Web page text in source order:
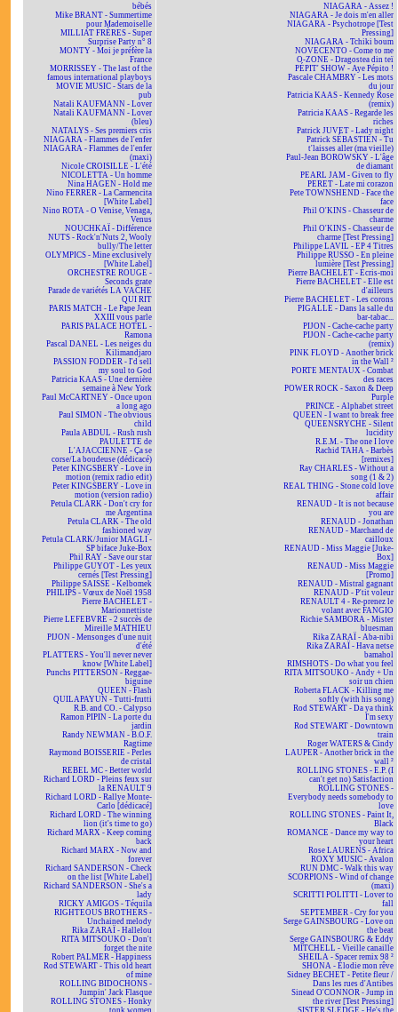
bébés
Mike BRANT - Summertime
pour Mademoiselle
MILLIAT FRÈRES - Super
Surprise Party n° 8
MONTY - Moi je préfère la
France
MORRISSEY - The last of the
famous international playboys
MOVIE MUSIC - Stars de la
pub
Natali KAUFMANN - Lover
Natali KAUFMANN - Lover
(bleu)
NATALYS - Ses premiers cris
NIAGARA - Flammes de l'enfer
NIAGARA - Flammes de l'enfer
(maxi)
Nicole CROISILLE - L'été
NICOLETTA - Un homme
Nina HAGEN - Hold me
Nino FERRER - La Carmencita
[White Label]
Nino ROTA - O Venise, Venaga,
Venus
NOUCHKAÏ - Différence
NUTS - Rock'n'Nuts 2, Wooly
bully/The letter
OLYMPICS - Mine exclusively
[White Label]
ORCHESTRE ROUGE -
Seconds grate
Parade de variétés LA VACHE
QUI RIT
PARIS MATCH - Le Pape Jean
XXIII vous parle
PARIS PALACE HOTEL -
Ramona
Pascal DANEL - Les neiges du
Kilimandjaro
PASSION FODDER - I'd sell
my soul to God
Patricia KAAS - Une dernière
semaine à New York
Paul McCARTNEY - Once upon
a long ago
Paul SIMON - The obvious
child
Paula ABDUL - Rush rush
PAULETTE de
L'AJACCIENNE - Ça se
corse/La boudeuse (dédicacé)
Peter KINGSBERY - Love in
motion (remix radio edit)
Peter KINGSBERY - Love in
motion (version radio)
Petula CLARK - Don't cry for
me Argentina
Petula CLARK - The old
fashioned way
Petula CLARK/Junior MAGLI -
SP biface Juke-Box
Phil RAY - Save our star
Philippe GUYOT - Les yeux
cernés [Test Pressing]
Philippe SAISSE - Kelbomek
PHILIPS - Vœux de Noël 1958
Pierre BACHELET -
Marionnettiste
Pierre LEFEBVRE - 2 succès de
Mireille MATHIEU
PIJON - Mensonges d'une nuit
d'été
PLATTERS - You'll never never
know [White Label]
Punchs PITTERSON - Reggae-
biguine
QUEEN - Flash
QUILAPAYUN - Tutti-frutti
R.B. and CO. - Calypso
Ramon PIPIN - La porte du
jardin
Randy NEWMAN - B.O.F.
Ragtime
Raymond BOISSERIE - Perles
de cristal
REBEL MC - Better world
Richard LORD - Pleins feux sur
la RENAULT 9
Richard LORD - Rallye Monte-
Carlo [dédicacé]
Richard LORD - The winning
lion (it's time to go)
Richard MARX - Keep coming
back
Richard MARX - Now and
forever
Richard SANDERSON - Check
on the list [White Label]
Richard SANDERSON - She's a
lady
RICKY AMIGOS - Téquila
RIGHTEOUS BROTHERS -
Unchained melody
Rika ZARAÏ - Hallelou
RITA MITSOUKO - Don't
forget the nite
Robert PALMER - Happiness
Rod STEWART - This old heart
of mine
ROLLING BIDOCHONS -
Jumpin' Jack Flasque
ROLLING STONES - Honky
tonk women
NIAGARA - Assez !
NIAGARA - Je dois m'en aller
NIAGARA - Psychotrope [Test
Pressing]
NIAGARA - Tchiki boum
NOVECENTO - Come to me
O-ZONE - Dragostea din teï
PÉPIT' SHOW - Aye Pépito !
Pascale CHAMBRY - Les mots
du jour
Patricia KAAS - Kennedy Rose
(remix)
Patricia KAAS - Regarde les
riches
Patrick JUVET - Lady night
Patrick SÉBASTIEN - Tu
t'laisses aller (ma vieille)
Paul-Jean BOROWSKY - L'âge
de diamant
PEARL JAM - Given to fly
PERET - Late mi corazon
Pete TOWNSHEND - Face the
face
Phil O'KINS - Chasseur de
charme
Phil O'KINS - Chasseur de
charme [Test Pressing]
Philippe LAVIL - EP 4 Titres
Philippe RUSSO - En pleine
lumière [Test Pressing]
Pierre BACHELET - Écris-moi
Pierre BACHELET - Elle est
d'ailleurs
Pierre BACHELET - Les corons
PIGALLE - Dans la salle du
bar-tabac...
PIJON - Cache-cache party
PIJON - Cache-cache party
(remix)
PINK FLOYD - Another brick
in the Wall ²
PORTE MENTAUX - Combat
des races
POWER ROCK - Saxon & Deep
Purple
PRINCE - Alphabet street
QUEEN - I want to break free
QUEENSRYCHE - Silent
lucidity
R.E.M. - The one I love
Rachid TAHA - Barbès
[remixes]
Ray CHARLES - Without a
song (1 & 2)
REAL THING - Stone cold love
affair
RENAUD - It is not because
you are
RENAUD - Jonathan
RENAUD - Marchand de
cailloux
RENAUD - Miss Maggie [Juke-
Box]
RENAUD - Miss Maggie
[Promo]
RENAUD - Mistral gagnant
RENAUD - P'tit voleur
RENAULT 4 - Re-prenez le
volant avec FANGIO
Richie SAMBORA - Mister
bluesman
Rika ZARAÏ - Aba-nibi
Rika ZARAÏ - Hava netse
bamahol
RIMSHOTS - Do what you feel
RITA MITSOUKO - Andy + Un
soir un chien
Roberta FLACK - Killing me
softly (with his song)
Rod STEWART - Da ya think
I'm sexy
Rod STEWART - Downtown
train
Roger WATERS & Cindy
LAUPER - Another brick in the
wall ²
ROLLING STONES - E.P. (I
can't get no) Satisfaction
ROLLING STONES -
Everybody needs somebody to
love
ROLLING STONES - Paint It,
Black
ROMANCE - Dance my way to
your heart
Rose LAURENS - Africa
ROXY MUSIC - Avalon
RUN DMC - Walk this way
SCORPIONS - Wind of change
(maxi)
SCRITTI POLITTI - Lover to
fall
SEPTEMBER - Cry for you
Serge GAINSBOURG - Love on
the beat
Serge GAINSBOURG & Eddy
MITCHELL - Vieille canaille
SHEILA - Spacer remix 98 ²
SHONA - Elodie mon rêve
Sidney BECHET - Petite fleur /
Dans les rues d'Antibes
Sinead O'CONNOR - Jump in
the river [Test Pressing]
SISTER SLEDGE - He's the